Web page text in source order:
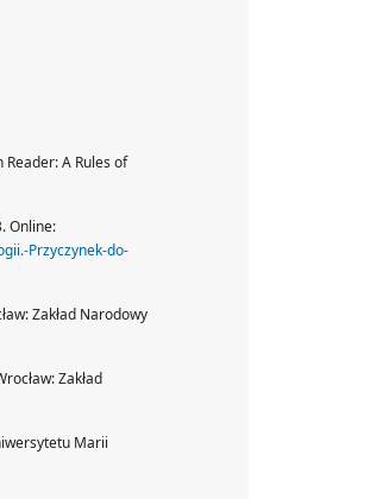
A Rules of
Online:
Przyczynek-do-
Zakład Narodowy
Zakład
Marii